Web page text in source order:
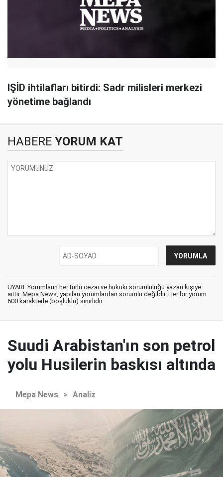
IŞİD ihtilafları bitirdi: Sadr milisleri merkezi
yönetime bağlandı
HABERE YORUM KAT
UYARI: Yorumların her türlü cezai ve hukuki sorumluluğu yazan kişiye
aittir. Mepa News, yapılan yorumlardan sorumlu değildir. Her bir yorum
600 karakterle (boşluklu) sınırlıdır.
Suudi Arabistan'ın son petrol
yolu Husilerin baskısı altında
Mepa News > Analiz